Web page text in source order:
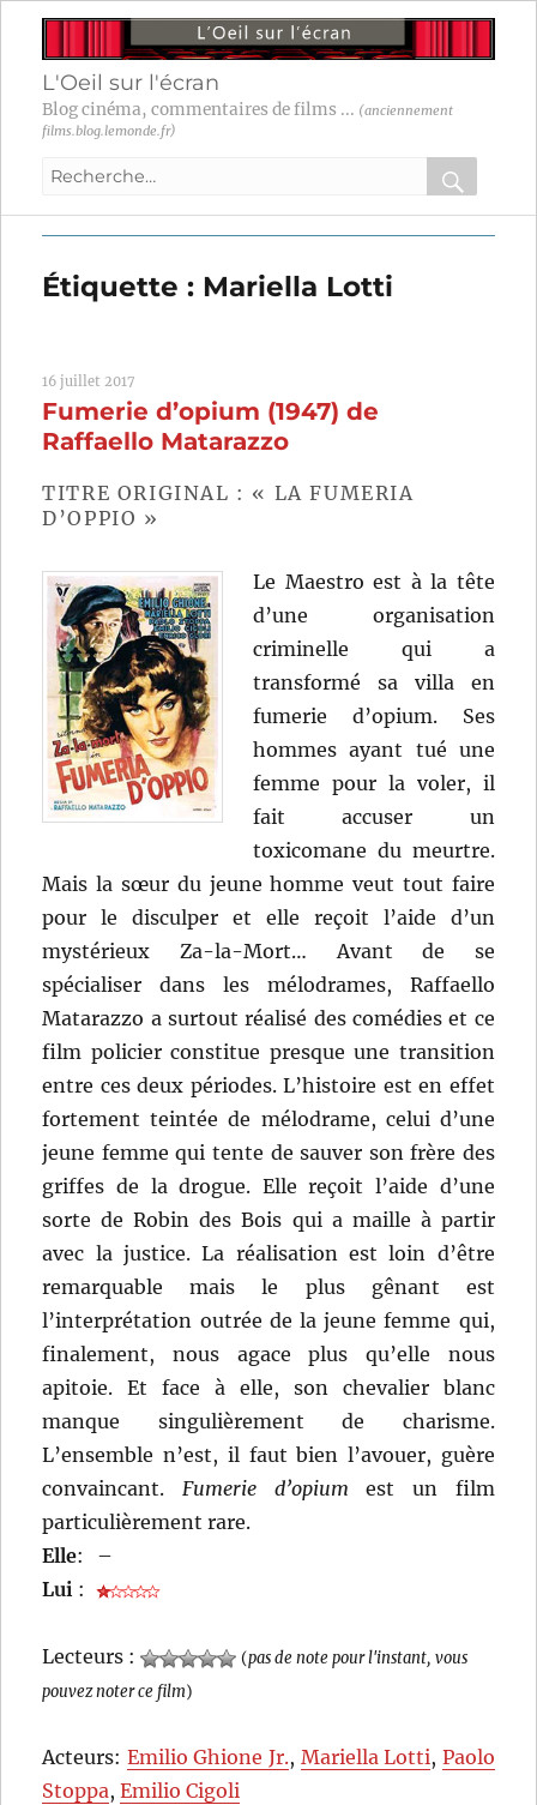
L'Oeil sur l'écran
Blog cinéma, commentaires de films ... (anciennement
films.blog.lemonde.fr)
Recherche
:
OK
Étiquette : Mariella Lotti
16 juillet 2017
Fumerie d’opium (1947) de
Raffaello Matarazzo
TITRE ORIGINAL : « LA FUMERIA
D’OPPIO »
Le Maestro est à la tête
d’une organisation
criminelle qui a
transformé sa villa en
fumerie d’opium. Ses
hommes ayant tué une
femme pour la voler, il
fait accuser un
toxicomane du meurtre.
Mais la sœur du jeune homme veut tout faire
pour le disculper et elle reçoit l’aide d’un
mystérieux Za-la-Mort… Avant de se
spécialiser dans les mélodrames, Raffaello
Matarazzo a surtout réalisé des comédies et ce
film policier constitue presque une transition
entre ces deux périodes. L’histoire est en effet
fortement teintée de mélodrame, celui d’une
jeune femme qui tente de sauver son frère des
griffes de la drogue. Elle reçoit l’aide d’une
sorte de Robin des Bois qui a maille à partir
avec la justice. La réalisation est loin d’être
remarquable mais le plus gênant est
l’interprétation outrée de la jeune femme qui,
finalement, nous agace plus qu’elle nous
apitoie. Et face à elle, son chevalier blanc
manque singulièrement de charisme.
L’ensemble n’est, il faut bien l’avouer, guère
convaincant. Fumerie d’opium est un film
particulièrement rare.
Elle:
–
Lui :
Lecteurs : (pas de note pour l'instant, vous
pouvez noter ce film)
Acteurs: Emilio Ghione Jr., Mariella Lotti, Paolo
Stoppa,Emilio Cigoli